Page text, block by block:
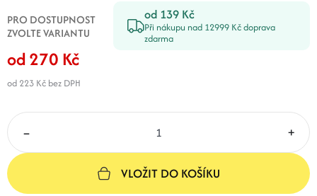
PRO DOSTUPNOST
ZVOLTE VARIANTU
od 139 Kč
Při nákupu nad 12999 Kč doprava
zdarma
od 270 Kč
od 223 Kč bez DPH
– +
VLOŽIT DO KOŠÍKU